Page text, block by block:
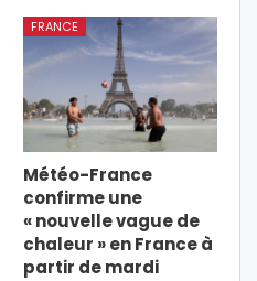
FRANCE
Météo-France
confirme une
« nouvelle vague de
chaleur » en France à
partir de mardi